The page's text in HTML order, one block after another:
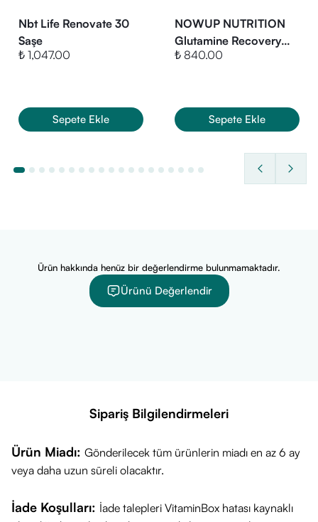
Solgar L-Glutamine İçeriği:
L-Glutamin (Serbest Form): 1000 mg
Solgar L-Glutamine 1000 Mg 60 Tablet Ürün Fiyatı
fiyatlarla sizlerle buluşturuyoruz. Ürün fiyatını öğrenmek için
Nbt Life Renovate 30
Saşe
₺ 1,047.00
Sepete Ekle
NOWUP NUTRITION
Glutamine Recovery
Effect Amino Asit
₺ 840.00
Sepete Ekle
Ürün hakkında henüz bir değerlendirme bulunmamaktadır.
Ürünü Değerlendir
Sipariş Bilgilendirmeleri
Ürün Miadı: Gönderilecek tüm ürünlerin miadı en az 6 ay
veya daha uzun süreli olacaktır.
İade Koşulları: İade talepleri VitaminBox hatası kaynaklı